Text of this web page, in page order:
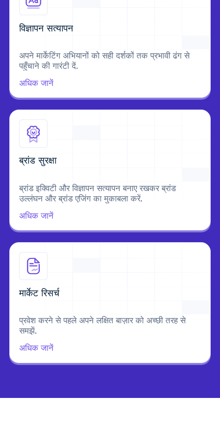
विज्ञापन सत्यापन
अपने मार्केटिंग अभियानों को सही दर्शकों तक प्रभावी ढंग से
पहुँचाने की गारंटी दें.
अधिक जानें
ब्रांड सुरक्षा
ब्रांड इक्विटी और विज्ञापन सत्यापन बनाए रखकर ब्रांड
उल्लंघन और ब्रांड एजिंग का मुकाबला करें.
अधिक जानें
मार्केट रिसर्च
प्रवेश करने से पहले अपने लक्षित बाज़ार को अच्छी तरह से
समझें.
अधिक जानें